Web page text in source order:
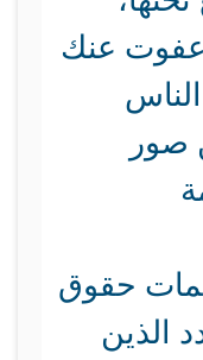
عفوت عنك
صور
حقوق
الذين